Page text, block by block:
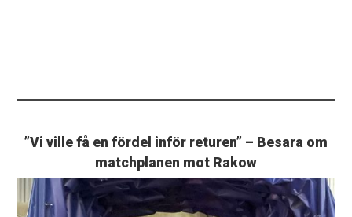
”Vi ville få en fördel inför returen” – Besara om
matchplanen mot Rakow